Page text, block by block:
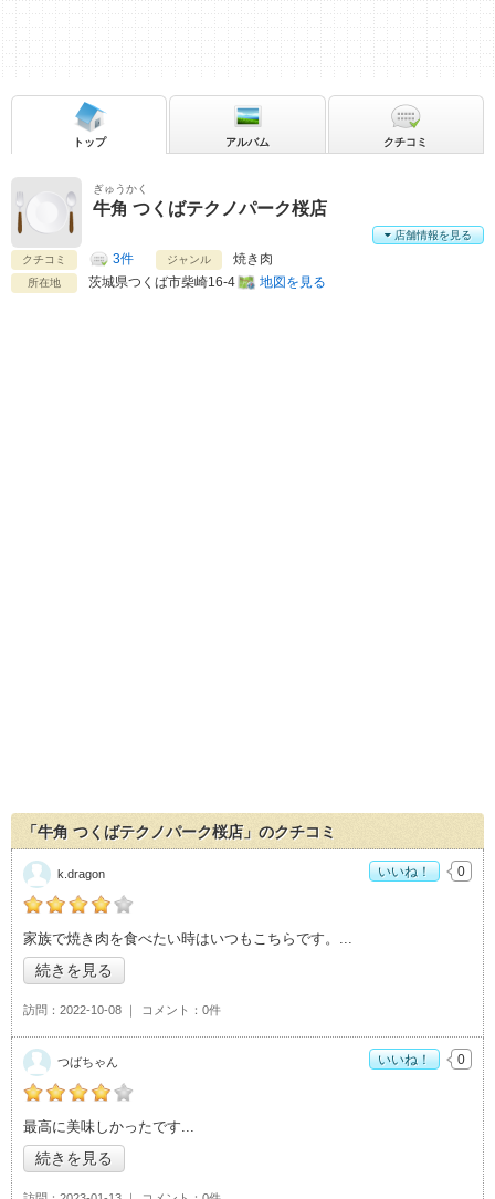
ぎゅうかく
牛角 つくばテクノパーク桜店
クチコミ 3件 ジャンル 焼き肉
所在地 茨城県つくば市柴崎16-4 地図を見る
店舗情報を見る
トップ アルバム クチコミ
「牛角 つくばテクノパーク桜店」のクチコミ
の「牛角 つくばテクノパーク桜店」おすすめ度：
家族で焼き肉を食べたい時はいつもこちらです。
続きを見る
訪問 2022-10-08 コメント 0件
k.dragon いいね！ 0
の「牛角 つくばテクノパーク桜店」おすすめ度：
最高に美味しかったです
続きを見る
つばちゃん いいね！ 0